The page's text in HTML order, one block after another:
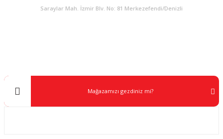
Gönder
Saraylar Mah. İzmir Blv. No: 81 Merkezefendi/Denizli
Mağazamızı gezdiniz mi?